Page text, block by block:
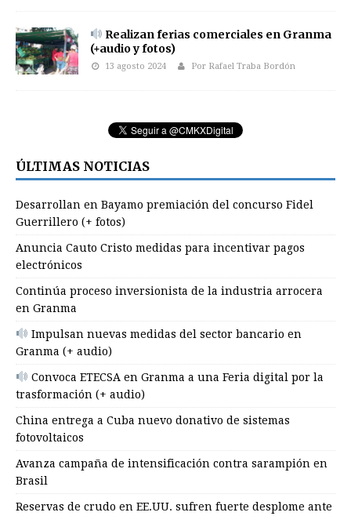
Realizan ferias comerciales en Granma
(+audio y fotos)
13 agosto 2024 Por Rafael Traba Bordón
ÚLTIMAS NOTICIAS
Desarrollan en Bayamo premiación del concurso Fidel
Guerrillero (+ fotos)
Anuncia Cauto Cristo medidas para incentivar pagos
electrónicos
Continúa proceso inversionista de la industria arrocera
en Granma
Impulsan nuevas medidas del sector bancario en
Granma (+ audio)
Convoca ETECSA en Granma a una Feria digital por la
trasformación (+ audio)
China entrega a Cuba nuevo donativo de sistemas
fotovoltaicos
Avanza campaña de intensificación contra sarampión en
Brasil
Reservas de crudo en EE.UU. sufren fuerte desplome ante